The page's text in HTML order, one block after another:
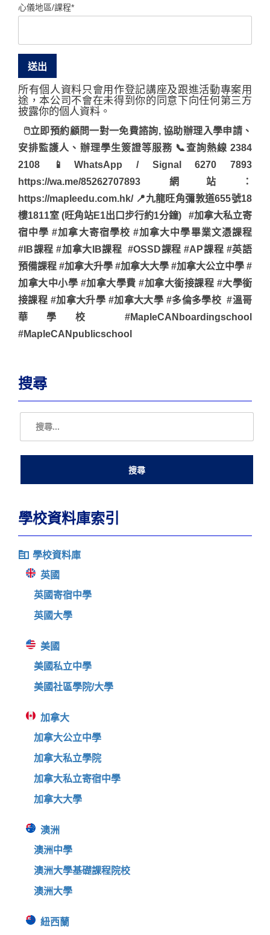
心儀地區/課程*
所有個人資料只會用作登記講座及跟進活動專案用
途，本公司不會在未得到你的同意下向任何第三方
披露你的個人資料。
🖱立即預約顧問一對一免費諮詢, 協助辦理入學申請、
安排監護人、辦理學生簽證等服務 📞查詢熱線 2384
2108 📱WhatsApp / Signal 6270 7893
https://wa.me/85262707893 網站：
https://mapleedu.com.hk/ 📍九龍旺角彌敦道655號18
樓1811室 (旺角站E1出口步行約1分鐘) #加拿大私立寄
宿中學 #加拿大寄宿學校 #加拿大中學畢業文憑課程
#IB課程 #加拿大IB課程 #OSSD課程 #AP課程 #英語
預備課程 #加拿大升學 #加拿大大學 #加拿大公立中學 #
加拿大中小學 #加拿大學費 #加拿大銜接課程 #大學銜
接課程 #加拿大升學 #加拿大大學 #多倫多學校 #溫哥
華學校 #MapleCANboardingschool
#MapleCANpublicschool
搜尋
學校資料庫索引
學校資料庫
英國
英國寄宿中學
英國大學
美國
美國私立中學
美國社區學院/大學
加拿大
加拿大公立中學
加拿大私立學院
加拿大私立寄宿中學
加拿大大學
澳洲
澳洲中學
澳洲大學基礎課程院校
澳洲大學
紐西蘭